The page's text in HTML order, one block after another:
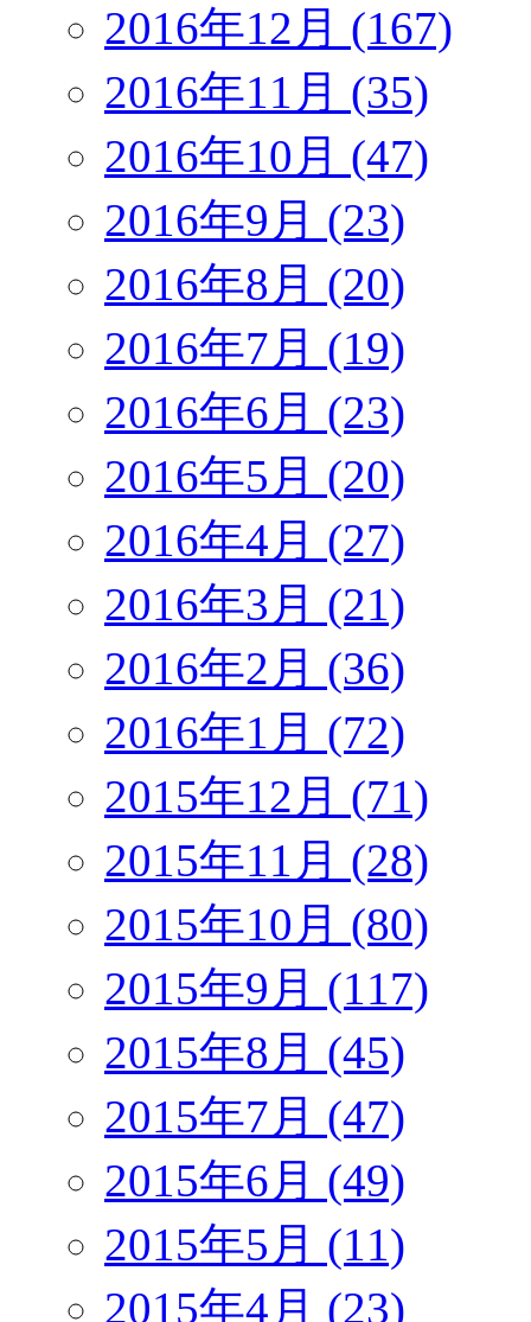
2016年12月 (167)
2016年11月 (35)
2016年10月 (47)
2016年9月 (23)
2016年8月 (20)
2016年7月 (19)
2016年6月 (23)
2016年5月 (20)
2016年4月 (27)
2016年3月 (21)
2016年2月 (36)
2016年1月 (72)
2015年12月 (71)
2015年11月 (28)
2015年10月 (80)
2015年9月 (117)
2015年8月 (45)
2015年7月 (47)
2015年6月 (49)
2015年5月 (11)
2015年4月 (23)